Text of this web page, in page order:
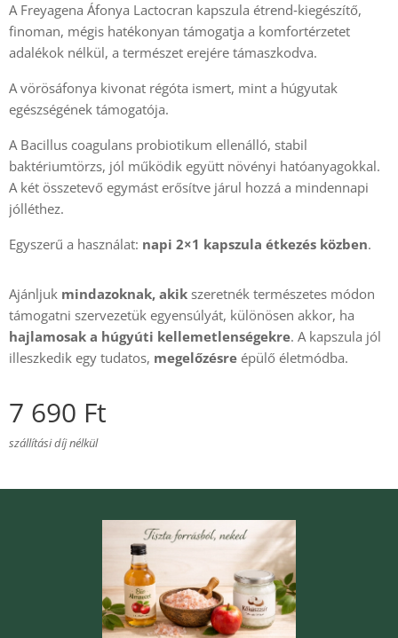
A Freyagena Áfonya Lactocran kapszula étrend‑kiegészítő,
finoman, mégis hatékonyan támogatja a komfortérzetet
adalékok nélkül, a természet erejére támaszkodva.
A vörösáfonya kivonat régóta ismert, mint a húgyutak
egészségének támogatója.
A Bacillus coagulans probiotikum ellenálló, stabil
baktériumtörzs, jól működik együtt növényi hatóanyagokkal.
A két összetevő egymást erősítve járul hozzá a mindennapi
jólléthez.
Egyszerű a használat: napi 2×1 kapszula étkezés közben.
Ajánljuk mindazoknak, akik szeretnék természetes módon
támogatni szervezetük egyensúlyát, különösen akkor, ha
hajlamosak a húgyúti kellemetlenségekre. A kapszula jól
illeszkedik egy tudatos, megelőzésre épülő életmódba.
7 690 Ft
szállítási díj nélkül